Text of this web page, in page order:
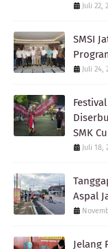
Juli 22,
SMSI
Juli 24,
SMK
Juli 18,
Aspal
Jelang